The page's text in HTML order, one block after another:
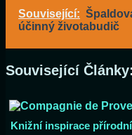
Související:
účinný životabudič
Související Články:
Knižní inspirace